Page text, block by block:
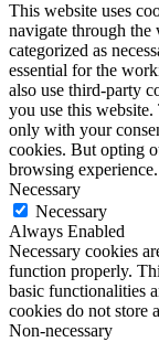
This website uses
navigate through the
categorized as
essential for the
also use third-party
you use this
only with your
cookies. But opting
browsing experience.
Necessary
Necessary
Always Enabled
Necessary cookies
function properly.
basic functionalities
cookies do not store
Non-necessary